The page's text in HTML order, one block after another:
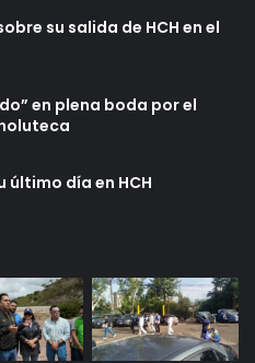
su salida de HCH en el
en plena boda por el
último día en HCH